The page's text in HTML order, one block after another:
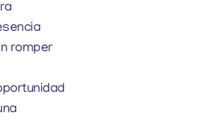
romper